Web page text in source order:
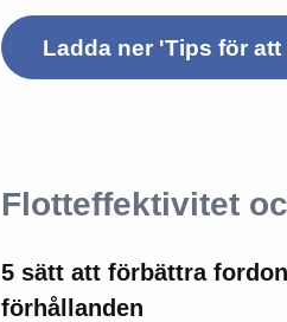
Ladda ner 'Tips för
Flotteffektivitet
5 sätt att förbättra
förhållanden